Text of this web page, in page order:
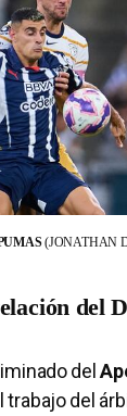
(JONATHAN
del
del
trabajo del